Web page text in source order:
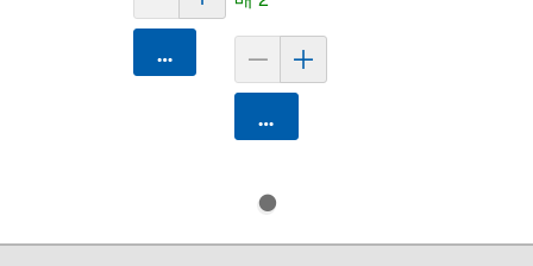
카트에 담기
카트에 담기